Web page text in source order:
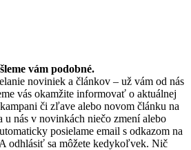
vám podobné.
noviniek a článkov – už vám od nás
vás okamžite informovať o aktuálnej
či zľave alebo novom článku na
u nás v novinkách niečo zmení alebo
posielame email s odkazom na
odhlásiť sa môžete kedykoľvek. Nič